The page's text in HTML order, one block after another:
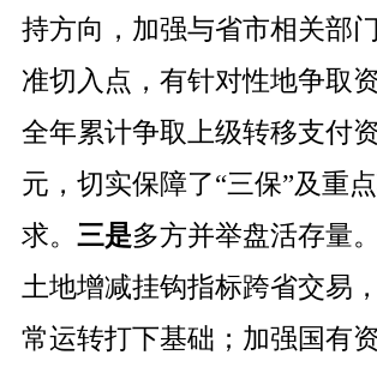
持方向，加强与省市相关部
准切入点，有针对性地争取
全年累计争取上级转移支付
元，切实保障了“三保”及重
求。 三是多方并举盘活存量
土地增减挂钩指标跨省交易
常运转打下基础；加强国有